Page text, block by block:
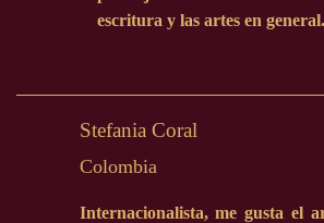
escritura y las artes en general.
Stefania Coral
Colombia
Internacionalista, me gusta el